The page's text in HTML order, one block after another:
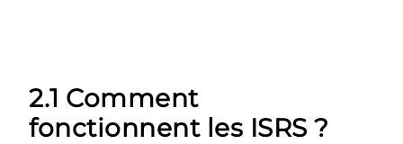
2.1 Comment
fonctionnent les ISRS ?